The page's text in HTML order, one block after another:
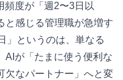
頻度が「週2〜3日以
と感じる管理職が急増す
」というのは、単なる
AIが「たまに使う便利な
欠なパートナー」へと変